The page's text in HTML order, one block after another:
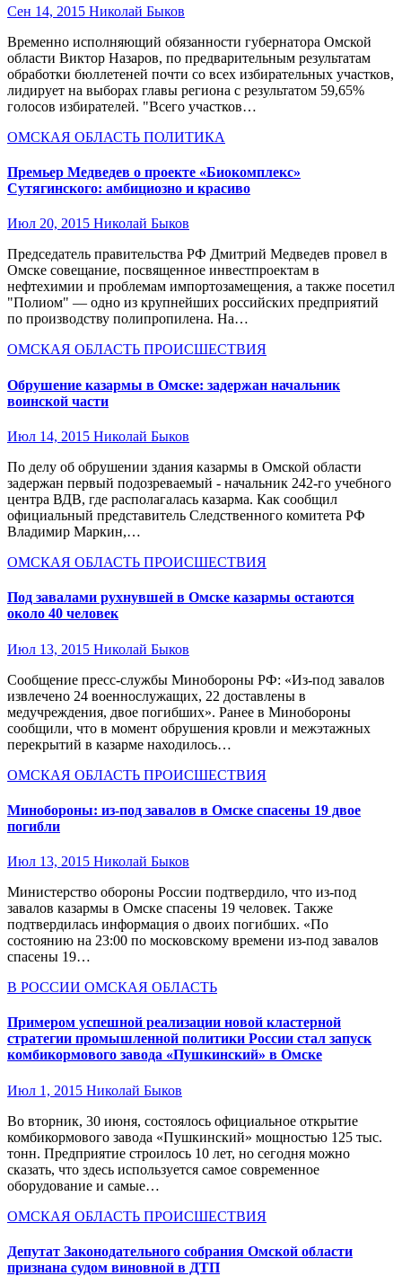
Сен 14, 2015 Николай Быков
Временно исполняющий обязанности губернатора Омской
области Виктор Назаров, по предварительным результатам
обработки бюллетеней почти со всех избирательных участков,
лидирует на выборах главы региона с результатом 59,65%
голосов избирателей. "Всего участков…
ОМСКАЯ ОБЛАСТЬ ПОЛИТИКА
Премьер Медведев о проекте «Биокомплекс»
Сутягинского: амбициозно и красиво
Июл 20, 2015 Николай Быков
Председатель правительства РФ Дмитрий Медведев провел в
Омске совещание, посвященное инвестпроектам в
нефтехимии и проблемам импортозамещения, а также посетил
"Полиом" — одно из крупнейших российских предприятий
по производству полипропилена. На…
ОМСКАЯ ОБЛАСТЬ ПРОИСШЕСТВИЯ
Обрушение казармы в Омске: задержан начальник
воинской части
Июл 14, 2015 Николай Быков
По делу об обрушении здания казармы в Омской области
задержан первый подозреваемый - начальник 242-го учебного
центра ВДВ, где располагалась казарма. Как сообщил
официальный представитель Следственного комитета РФ
Владимир Маркин,…
ОМСКАЯ ОБЛАСТЬ ПРОИСШЕСТВИЯ
Под завалами рухнувшей в Омске казармы остаются
около 40 человек
Июл 13, 2015 Николай Быков
Сообщение пресс-службы Минобороны РФ: «Из-под завалов
извлечено 24 военнослужащих, 22 доставлены в
медучреждения, двое погибших». Ранее в Минобороны
сообщили, что в момент обрушения кровли и межэтажных
перекрытий в казарме находилось…
ОМСКАЯ ОБЛАСТЬ ПРОИСШЕСТВИЯ
Минобороны: из-под завалов в Омске спасены 19 двое
погибли
Июл 13, 2015 Николай Быков
Министерство обороны России подтвердило, что из-под
завалов казармы в Омске спасены 19 человек. Также
подтвердилась информация о двоих погибших. «По
состоянию на 23:00 по московскому времени из-под завалов
спасены 19…
В РОССИИ ОМСКАЯ ОБЛАСТЬ
Примером успешной реализации новой кластерной
стратегии промышленной политики России стал запуск
комбикормового завода «Пушкинский» в Омске
Июл 1, 2015 Николай Быков
Во вторник, 30 июня, состоялось официальное открытие
комбикормового завода «Пушкинский» мощностью 125 тыс.
тонн. Предприятие строилось 10 лет, но сегодня можно
сказать, что здесь используется самое современное
оборудование и самые…
ОМСКАЯ ОБЛАСТЬ ПРОИСШЕСТВИЯ
Депутат Законодательного собрания Омской области
признана судом виновной в ДТП